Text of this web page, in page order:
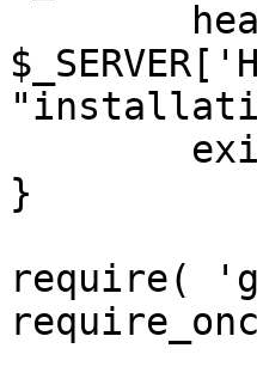
}
require(